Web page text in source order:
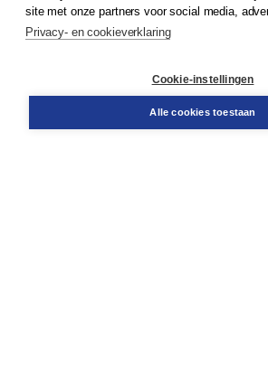
Service & informatie
Contact
site met onze partners voor social media,
Privacy- en cookieverklaring
Cookie-instellingen
Alle cookies toestaan